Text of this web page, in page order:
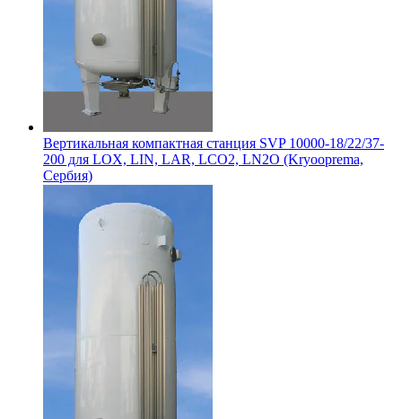
Вертикальная компактная станция SVP 10000-18/22/37-
200 для LOX, LIN, LAR, LCO2, LN2O (Kryooprema,
Сербия)